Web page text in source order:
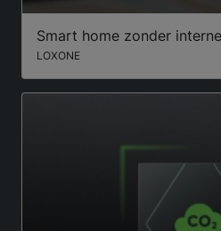
Smart home zonder
LOXONE